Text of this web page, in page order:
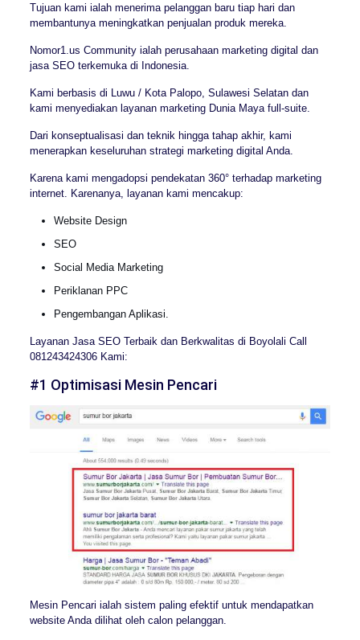
Tujuan kami ialah menerima pelanggan baru tiap hari dan
membantunya meningkatkan penjualan produk mereka.
Nomor1.us Community ialah perusahaan marketing digital dan
jasa SEO terkemuka di Indonesia.
Kami berbasis di Luwu / Kota Palopo, Sulawesi Selatan dan
kami menyediakan layanan marketing Dunia Maya full-suite.
Dari konseptualisasi dan teknik hingga tahap akhir, kami
menerapkan keseluruhan strategi marketing digital Anda.
Karena kami mengadopsi pendekatan 360° terhadap marketing
internet. Karenanya, layanan kami mencakup:
Website Design
SEO
Social Media Marketing
Periklanan PPC
Pengembangan Aplikasi.
Layanan Jasa SEO Terbaik dan Berkwalitas di Boyolali Call
081243424306 Kami:
#1 Optimisasi Mesin Pencari
Mesin Pencari ialah sistem paling efektif untuk mendapatkan
website Anda dilihat oleh calon pelanggan.